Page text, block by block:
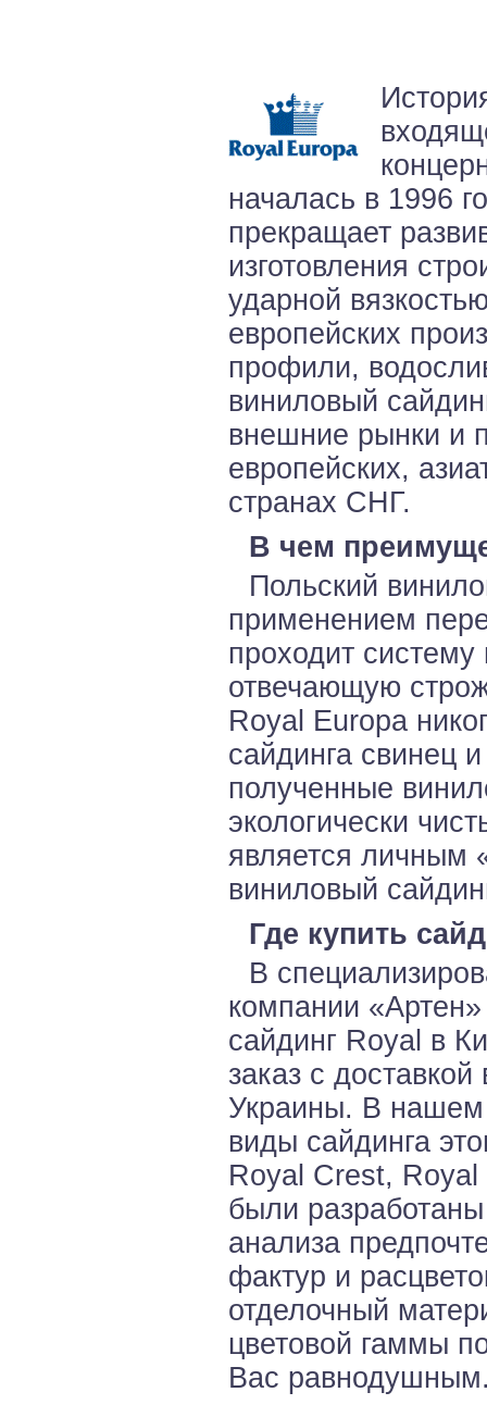
началась в 1996
прекращает
изготовления
ударной
европейских
профили,
виниловый
внешние рынки и
европейских,
странах СНГ.
В чем
Польский
применением
проходит
отвечающую
Royal Europa
сайдинга свинец
полученные
экологически
является личным
виниловый
Где купить
В
компании
сайдинг Royal в
заказ с
Украины. В нашем
виды сайдинга
Royal Crest,
были
анализа
фактур и
отделочный
цветовой гаммы
Вас